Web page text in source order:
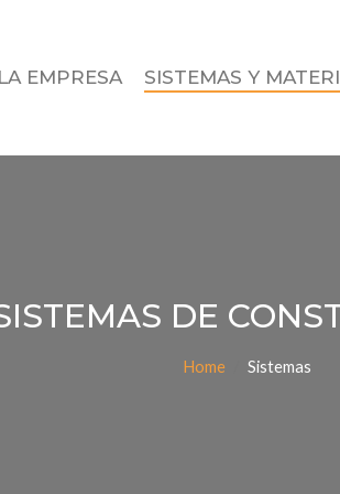
EMPRESA SISTEMAS Y
DE
Home Sistemas